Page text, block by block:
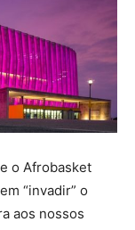
o Afrobasket
“invadir” o
aos nossos